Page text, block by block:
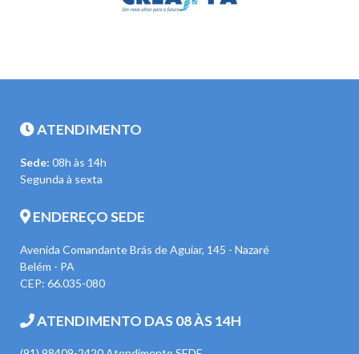
ATENDIMENTO
Sede: 08h às 14h
Segunda à sexta
ENDEREÇO SEDE
Avenida Comandante Brás de Aguiar, 145 - Nazaré
Belém - PA
CEP: 66.035-080
ATENDIMENTO DAS 08 ÀS 14H